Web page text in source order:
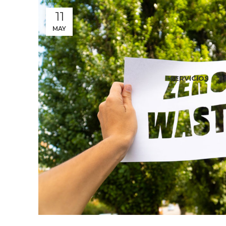
SERVICIOS
11
MAY